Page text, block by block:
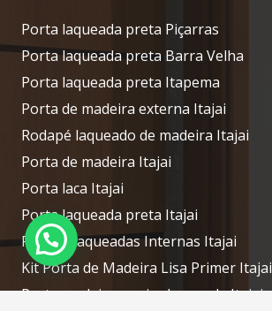
Porta laqueada preta Piçarras
Porta laqueada preta Barra Velha
Porta laqueada preta Itapema
Porta de madeira externa Itajai
Rodapé laqueado de madeira Itajai
Porta de madeira Itajai
Porta laca Itajai
Porta laqueada preta Itajai
Portas Laqueadas Internas Itajai
Kit Porta de Madeira Lisa Primer Itajai
Porta madeira maciça laqueada Itajai